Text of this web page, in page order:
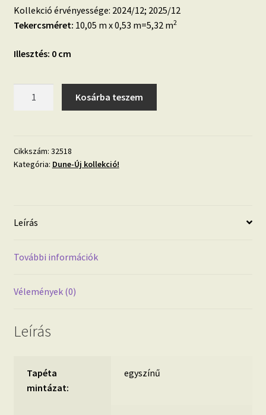
Kollekció érvényessége: 2024/12; 2025/12
Tekercsméret: 10,05 m x 0,53 m=5,32 m2
Illesztés: 0 cm
mennyiség
Kosárba teszem
Cikkszám: 32518
Kategória: Dune-Új kollekció!
Leírás
További információk
Vélemények (0)
Leírás
Tapéta
mintázat:
egyszínű